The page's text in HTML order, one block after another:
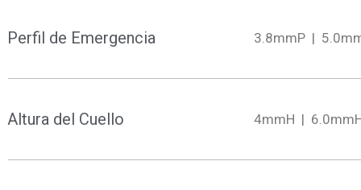
Perfil de Emergencia 3.8mmP |
Altura del Cuello 4mmH |